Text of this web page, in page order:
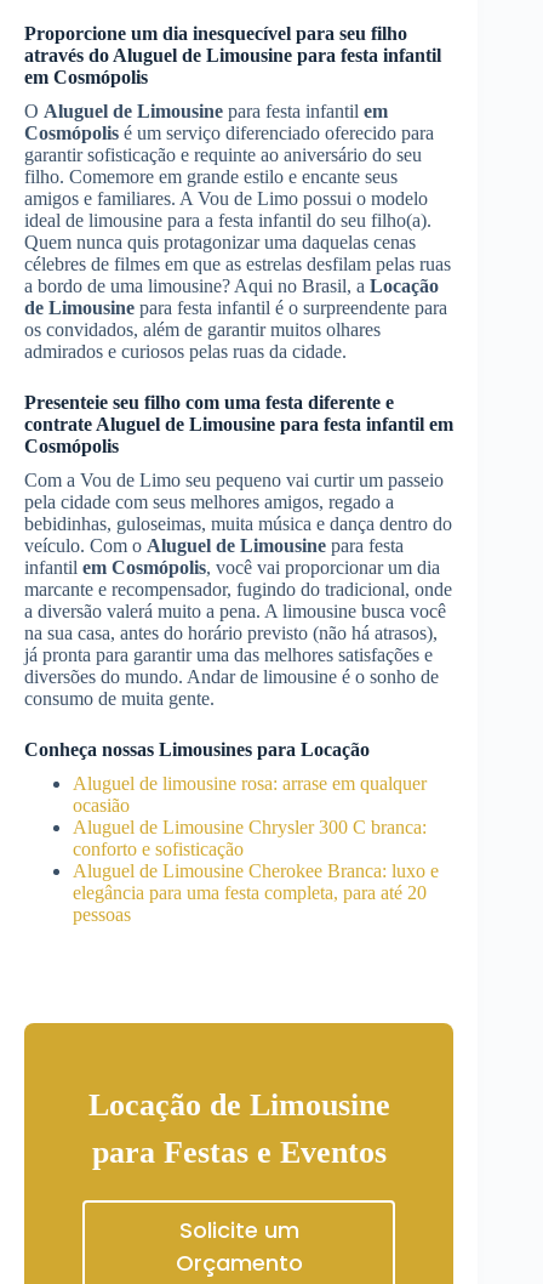
Proporcione um dia inesquecível para seu filho
através do Aluguel de Limousine para festa infantil
em Cosmópolis
O Aluguel de Limousine para festa infantil em
Cosmópolis é um serviço diferenciado oferecido para
garantir sofisticação e requinte ao aniversário do seu
filho. Comemore em grande estilo e encante seus
amigos e familiares. A Vou de Limo possui o modelo
ideal de limousine para a festa infantil do seu filho(a).
Quem nunca quis protagonizar uma daquelas cenas
célebres de filmes em que as estrelas desfilam pelas ruas
a bordo de uma limousine? Aqui no Brasil, a Locação
de Limousine para festa infantil é o surpreendente para
os convidados, além de garantir muitos olhares
admirados e curiosos pelas ruas da cidade.
Presenteie seu filho com uma festa diferente e
contrate Aluguel de Limousine para festa infantil em
Cosmópolis
Com a Vou de Limo seu pequeno vai curtir um passeio
pela cidade com seus melhores amigos, regado a
bebidinhas, guloseimas, muita música e dança dentro do
veículo. Com o Aluguel de Limousine para festa
infantil em Cosmópolis, você vai proporcionar um dia
marcante e recompensador, fugindo do tradicional, onde
a diversão valerá muito a pena. A limousine busca você
na sua casa, antes do horário previsto (não há atrasos),
já pronta para garantir uma das melhores satisfações e
diversões do mundo. Andar de limousine é o sonho de
consumo de muita gente.
Conheça nossas Limousines para Locação
Aluguel de limousine rosa: arrase em qualquer
ocasião
Aluguel de Limousine Chrysler 300 C branca:
conforto e sofisticação
Aluguel de Limousine Cherokee Branca: luxo e
elegância para uma festa completa, para até 20
pessoas
Locação de Limousine
para Festas e Eventos
Solicite um
Orçamento